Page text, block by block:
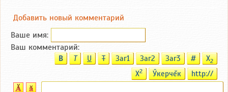
Добавить новый комментарий
Ваше имя:
Ваш комментарий:
B T U T Заг1 Заг2 Заг3 # X2
X2 Ӳкерчĕк http://